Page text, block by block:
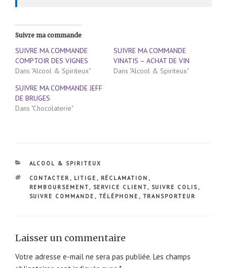
Suivre ma commande
SUIVRE MA COMMANDE
COMPTOIR DES VIGNES
Dans "Alcool & Spiriteux"
SUIVRE MA COMMANDE
VINATIS – ACHAT DE VIN
Dans "Alcool & Spiriteux"
SUIVRE MA COMMANDE JEFF
DE BRUGES
Dans "Chocolaterie"
CATÉGORIES
ALCOOL & SPIRITEUX
ÉTIQUETTES
CONTACTER , LITIGE , RÉCLAMATION ,
REMBOURSEMENT, SERVICE CLIENT, SUIVRE COLIS,
SUIVRE COMMANDE , TÉLÉPHONE , TRANSPORTEUR
Laisser un commentaire
Votre adresse e-mail ne sera pas publiée. Les champs